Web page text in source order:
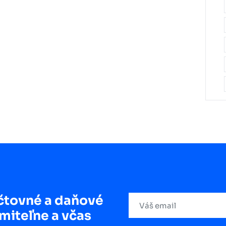
a daňové
a včas